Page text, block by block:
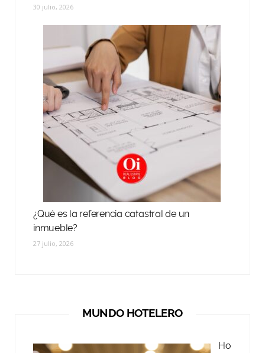
30 julio, 2026
¿Qué es la referencia catastral de un
inmueble?
27 julio, 2026
MUNDO HOTELERO
Ho